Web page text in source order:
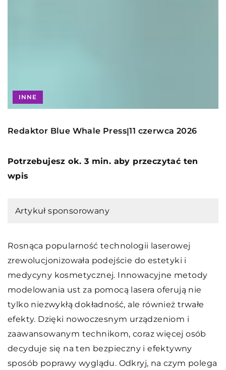
INNE
Redaktor Blue Whale Press|11 czerwca 2026
Potrzebujesz ok. 3 min. aby przeczytać ten
wpis
Artykuł sponsorowany
Rosnąca popularność technologii laserowej
zrewolucjonizowała podejście do estetyki i
medycyny kosmetycznej. Innowacyjne metody
modelowania ust za pomocą lasera oferują nie
tylko niezwykłą dokładność, ale również trwałe
efekty. Dzięki nowoczesnym urządzeniom i
zaawansowanym technikom, coraz więcej osób
decyduje się na ten bezpieczny i efektywny
sposób poprawy wyglądu. Odkryj, na czym polega